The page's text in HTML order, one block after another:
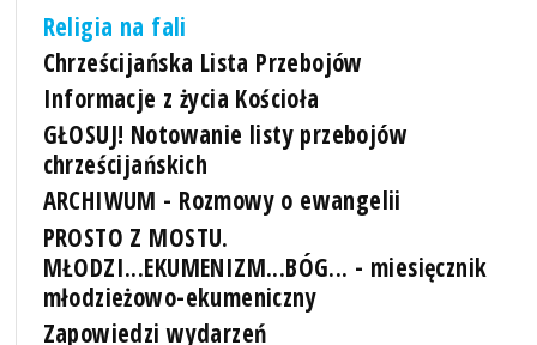
Religia na fali
Chrześcijańska Lista Przebojów
Informacje z życia Kościoła
GŁOSUJ! Notowanie listy przebojów
chrześcijańskich
ARCHIWUM - Rozmowy o ewangelii
PROSTO Z MOSTU.
MŁODZI...EKUMENIZM...BÓG... - miesięcznik
młodzieżowo-ekumeniczny
Zapowiedzi wydarzeń